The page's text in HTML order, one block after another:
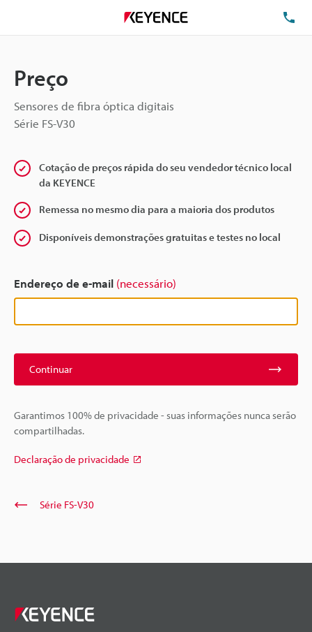
Preço
Sensores de fibra óptica digitais
Série FS-V30
Cotação de preços rápida do seu vendedor técnico local
da KEYENCE
Remessa no mesmo dia para a maioria dos produtos
Disponíveis demonstrações gratuitas e testes no local
Endereço de e-mail (necessário)
Continuar
Garantimos 100% de privacidade - suas informações nunca serão
compartilhadas.
Declaração de privacidade
Série FS-V30